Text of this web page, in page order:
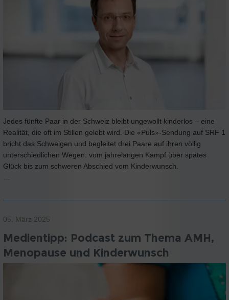
Jedes fünfte Paar in der Schweiz bleibt ungewollt kinderlos – eine
Realität, die oft im Stillen gelebt wird. Die «Puls»-Sendung auf SRF 1
bricht das Schweigen und begleitet drei Paare auf ihren völlig
unterschiedlichen Wegen: vom jahrelangen Kampf über spätes
Glück bis zum schweren Abschied vom Kinderwunsch.
05. März 2025
Medientipp: Podcast zum Thema AMH,
Menopause und Kinderwunsch